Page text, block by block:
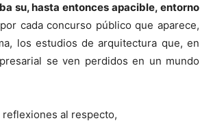
su, hasta entonces apacible, entorno
cada concurso público que aparece,
los estudios de arquitectura que, en
se ven perdidos en un mundo
al respecto,